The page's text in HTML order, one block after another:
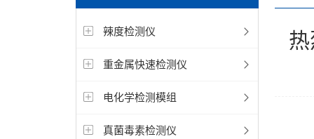
辣度检测仪
重金属快速检测仪
电化学检测模组
真菌毒素检测仪